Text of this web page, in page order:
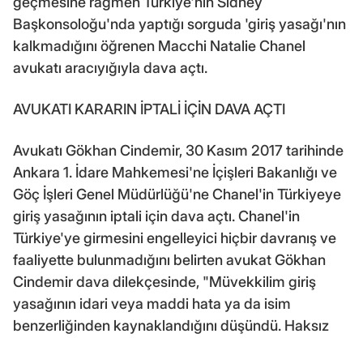
Başkonsoloğu'nda yaptığı sorguda 'giriş yasağı'nın
kalkmadığını öğrenen Macchi Natalie Chanel
avukatı aracıyığıyla dava açtı.
AVUKATI KARARIN İPTALİ İÇİN DAVA AÇTI
Avukatı Gökhan Cindemir, 30 Kasım 2017 tarihinde
Ankara 1. İdare Mahkemesi'ne İçişleri Bakanlığı ve
Göç İşleri Genel Müdürlüğü'ne Chanel'in Türkiyeye
giriş yasağının iptali için dava açtı. Chanel'in
Türkiye'ye girmesini engelleyici hiçbir davranış ve
faaliyette bulunmadığını belirten avukat Gökhan
Cindemir dava dilekçesinde, "Müvekkilim giriş
yasağının idari veya maddi hata ya da isim
benzerliğinden kaynaklandığını düşündü. Haksız